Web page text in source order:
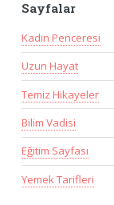
Sayfalar
Kadın Penceresi
Uzun Hayat
Temiz Hikayeler
Bilim Vadisi
Eğitim Sayfası
Yemek Tarifleri